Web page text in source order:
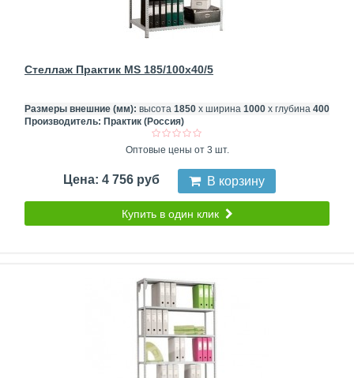
Стеллаж Практик MS 185/100x40/5
Размеры внешние (мм): высота 1850 х ширина 1000 х глубина 400
Производитель: Практик (Россия)
Оптовые цены от 3 шт.
Цена: 4 756 руб В корзину
Купить в один клик